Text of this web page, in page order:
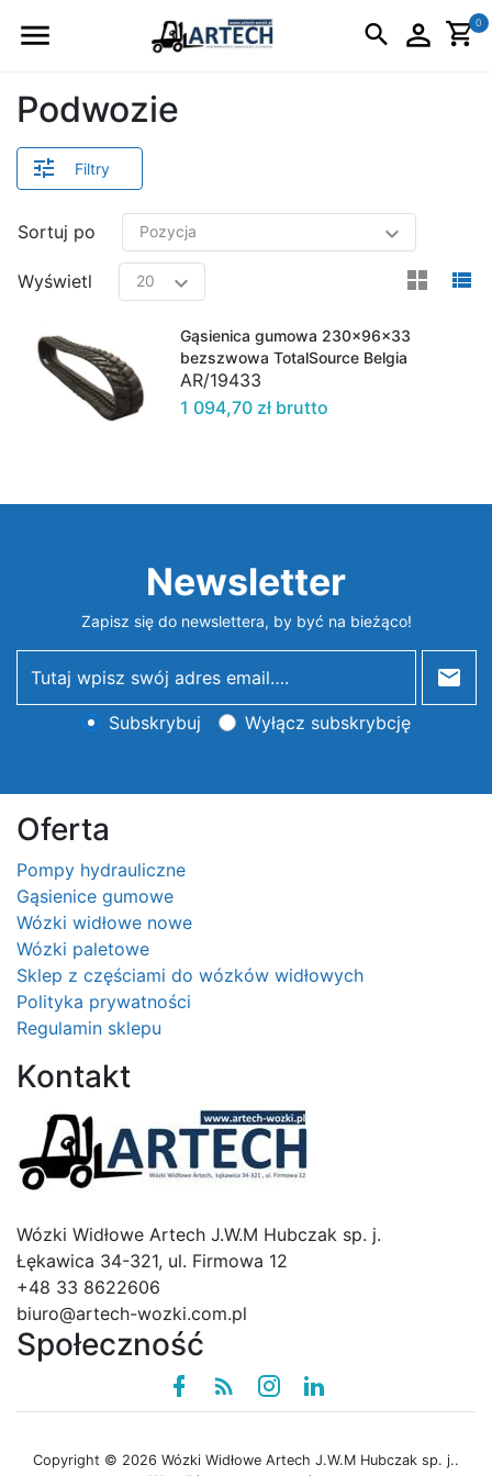
0
Podwozie
Filtry
Sortuj po
Wyświetl
Gąsienica gumowa 230x96x33
bezszwowa TotalSource Belgia
AR/19433
1 094,70 zł brutto
Newsletter
Zapisz się do newslettera, by być na bieżąco!
newsletter
Subskrybuj Wyłącz subskrybcję
Oferta
Pompy hydrauliczne
Gąsienice gumowe
Wózki widłowe nowe
Wózki paletowe
Sklep z częściami do wózków widłowych
Polityka prywatności
Regulamin sklepu
Kontakt
Wózki Widłowe Artech J.W.M Hubczak sp. j.
Łękawica 34-321, ul. Firmowa 12
+48 33 8622606
biuro@artech-wozki.com.pl
Społeczność
Facebook
Rssinstagram
linkedin
Copyright © 2026 Wózki Widłowe Artech J.W.M Hubczak sp. j..